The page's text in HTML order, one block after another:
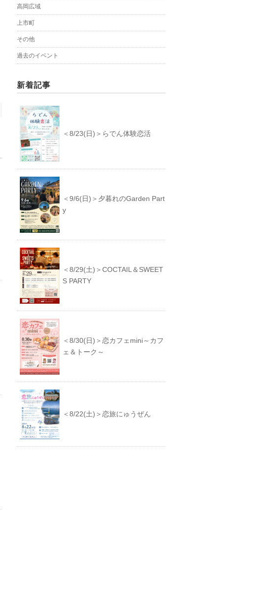
高岡広域
上市町
その他
過去のイベント
新着記事
＜8/23(日)＞らでん体験恋活
＜9/6(日)＞夕暮れのGarden Part
y
＜8/29(土)＞COCTAIL＆SWEET
S PARTY
＜8/30(日)＞恋カフェmini～カフ
ェ＆トーク～
＜8/22(土)＞恋旅にゅうぜん